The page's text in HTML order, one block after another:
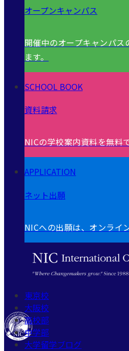
オープンキャンパス
開催中のオープキャンパ
ます。
SCHOOL BOOK
資料請求
NICの学校案内資料を無料
APPLICATION
ネット出願
NICへの出願は、オンライ
東京校
大阪校
高校部
中学部
大学留学ブログ